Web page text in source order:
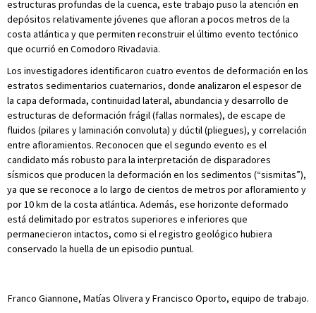
estructuras profundas de la cuenca, este trabajo puso la atención en
depósitos relativamente jóvenes que afloran a pocos metros de la
costa atlántica y que permiten reconstruir el último evento tectónico
que ocurrió en Comodoro Rivadavia.
Los investigadores identificaron cuatro eventos de deformación en los
estratos sedimentarios cuaternarios, donde analizaron el espesor de
la capa deformada, continuidad lateral, abundancia y desarrollo de
estructuras de deformación frágil (fallas normales), de escape de
fluidos (pilares y laminación convoluta) y dúctil (pliegues), y correlación
entre afloramientos. Reconocen que el segundo evento es el
candidato más robusto para la interpretación de disparadores
sísmicos que producen la deformación en los sedimentos (“sismitas”),
ya que se reconoce a lo largo de cientos de metros por afloramiento y
por 10 km de la costa atlántica. Además, ese horizonte deformado
está delimitado por estratos superiores e inferiores que
permanecieron intactos, como si el registro geológico hubiera
conservado la huella de un episodio puntual.
Franco Giannone, Matías Olivera y Francisco Oporto, equipo de trabajo.